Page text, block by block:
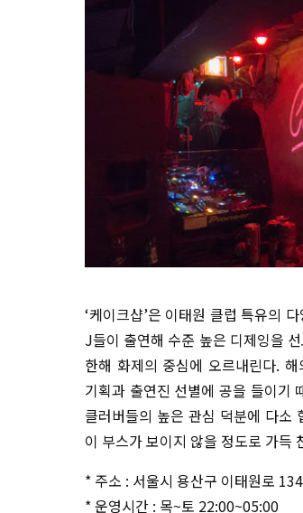
‘케이크샵’은 이태원 클럽 특유의
J들이 출연해 수준 높은 디제잉을
한해 화제의 중심에 오르내린다.
기획과 출연진 선별에 공을 들이기
클러버들의 높은 관심 덕분에 다소
이 부스가 보이지 않을 정도로 가득
* 주소 : 서울시 용산구 이태원로
* 운영시간 : 목~토 22:00~05:00